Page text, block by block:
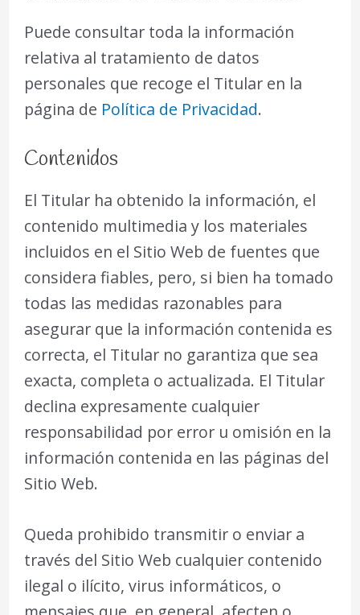
Puede consultar toda la información
relativa al tratamiento de datos
personales que recoge el Titular en la
página de Política de Privacidad.
Contenidos
El Titular ha obtenido la información, el
contenido multimedia y los materiales
incluidos en el Sitio Web de fuentes que
considera fiables, pero, si bien ha tomado
todas las medidas razonables para
asegurar que la información contenida es
correcta, el Titular no garantiza que sea
exacta, completa o actualizada. El Titular
declina expresamente cualquier
responsabilidad por error u omisión en la
información contenida en las páginas del
Sitio Web.
Queda prohibido transmitir o enviar a
través del Sitio Web cualquier contenido
ilegal o ilícito, virus informáticos, o